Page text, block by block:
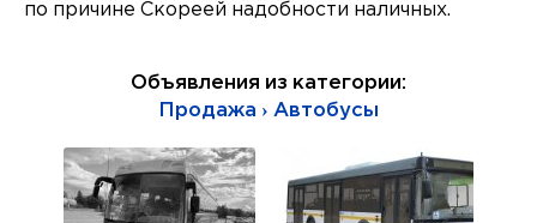
по причине Скореей надобности наличных.
Объявления из категории:
Продажа › Автобусы